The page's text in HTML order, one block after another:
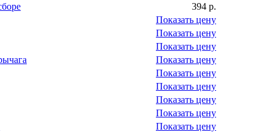
394 р.
Показать цену
Показать цену
Показать цену
Показать цену
Показать цену
Показать цену
Показать цену
Показать цену
Показать цену